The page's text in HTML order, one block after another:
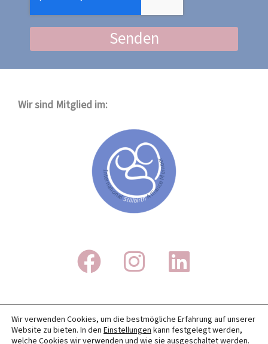
Senden
Wir sind Mitglied im:
IMPRESSUM
DATENSCHUTZ
Wir verwenden Cookies, um die bestmögliche Erfahrung auf unserer
Website zu bieten. In den Einstellungenkann festgelegt werden,
welche Cookies wir verwenden und wie sie ausgeschaltet werden.